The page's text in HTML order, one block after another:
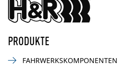
PRODUKTE
FAHRWERKSKOMPONENTEN